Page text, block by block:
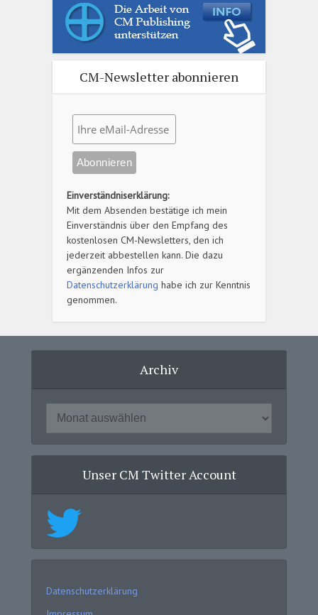
CM-Newsletter abonnieren
Einverständniserklärung:
Mit dem Absenden bestätige ich mein
Einverständnis über den Empfang des
kostenlosen CM-Newsletters, den ich
jederzeit abbestellen kann. Die dazu
ergänzenden Infos zur
Datenschutzerklärung habe ich zur Kenntnis
genommen.
Archiv
Unser CM Twitter Account
Datenschutzerklärung